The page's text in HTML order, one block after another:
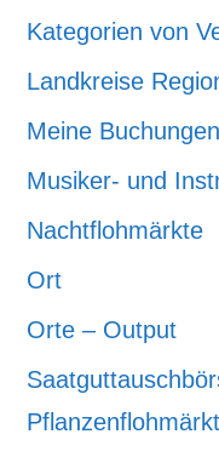
Kategorien von
Landkreise
Meine Buchungen
Musiker- und
Nachtflohmärkte
Ort
Orte – Output